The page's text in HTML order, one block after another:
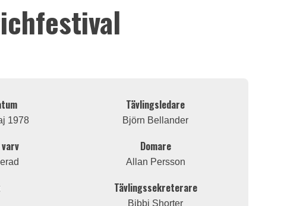
1978
Tävlingsledare
Björn Bellander
Domare
Allan Persson
Tävlingssekreterare
Bibbi Shorter